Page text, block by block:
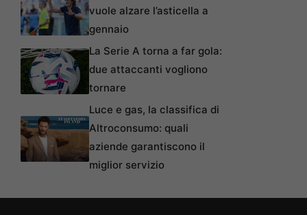
vuole alzare l’asticella a
gennaio
La Serie A torna a far gola:
due attaccanti vogliono
tornare
Luce e gas, la classifica di
Altroconsumo: quali
aziende garantiscono il
miglior servizio